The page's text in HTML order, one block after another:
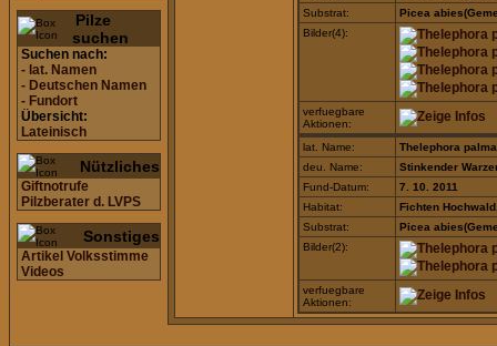
Pilze
suchen
Suchen nach:
- lat. Namen
- Deutschen Namen
- Fundort
Übersicht:
Lateinisch
Nützliches
Giftnotrufe
Pilzberater d. LVPS
Sonstiges
Artikel Volksstimme
Videos
Substrat:
Picea
Bilder(4):
verfuegbare
Aktionen:
lat. Name:
Thelephora
deu. Name:
Stinkender
Fund-Datum:
7. 10. 2011
Habitat:
Fichten
Substrat:
Picea
Bilder(2):
verfuegbare
Aktionen: